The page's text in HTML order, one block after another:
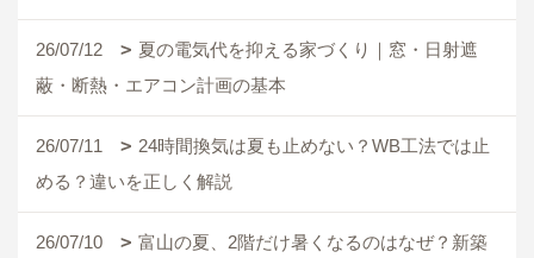
26/07/12
夏の電気代を抑える家づくり｜窓・日射遮
蔽・断熱・エアコン計画の基本
26/07/11
24時間換気は夏も止めない？WB工法では止
める？違いを正しく解説
26/07/10
富山の夏、2階だけ暑くなるのはなぜ？新築